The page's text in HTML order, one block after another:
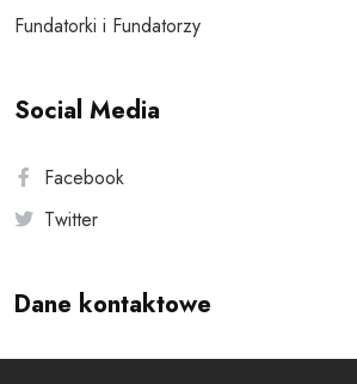
Fundatorki i Fundatorzy
Social Media
Facebook
Twitter
Dane kontaktowe